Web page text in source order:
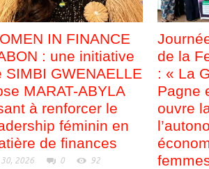
IN FINANCE
: une initiative
SIMBI GWENAELLE
MARAT-ABYLA
à renforcer le
féminin en
de finances
30, 2026 0 92
de la
: « La
Pagne
ouvre